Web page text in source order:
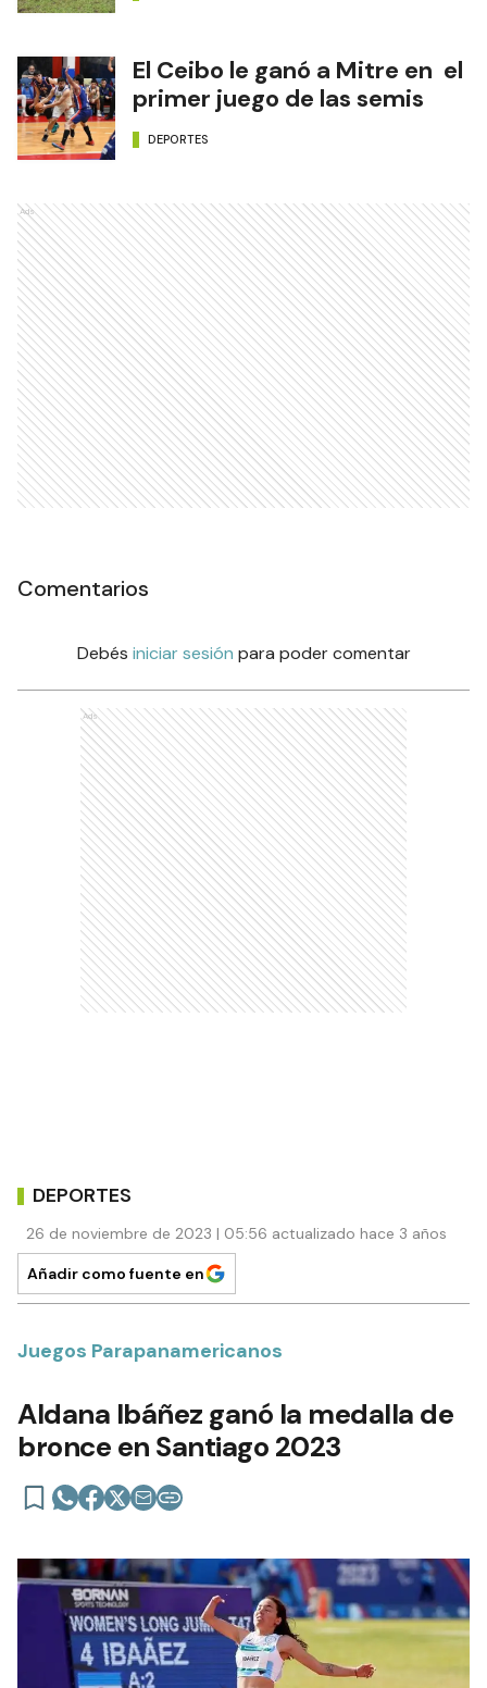
El Ceibo le ganó a Mitre en el
primer juego de las semis
DEPORTES
Ads
Comentarios
Debés iniciar sesión para poder comentar
Ads
DEPORTES
26 de noviembre de 2023 | 05:56 actualizado hace 3 años
Añadir como fuente en
Juegos Parapanamericanos
Aldana Ibáñez ganó la medalla de
bronce en Santiago 2023